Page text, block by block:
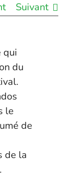
Suivant
qui
du
le
de
de la